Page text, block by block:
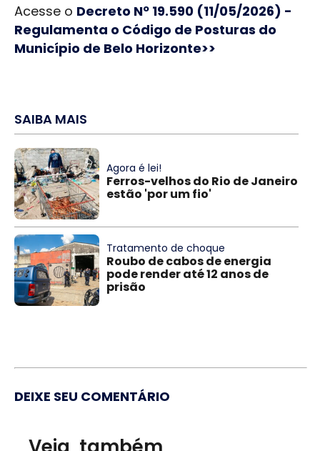
Acesse o Decreto Nº 19.590 (11/05/2026) -
Regulamenta o Código de Posturas do
Município de Belo Horizonte>>
SAIBA MAIS
Agora é lei!
Ferros-velhos do Rio de Janeiro
estão 'por um fio'
Tratamento de choque
Roubo de cabos de energia
pode render até 12 anos de
prisão
DEIXE SEU COMENTÁRIO